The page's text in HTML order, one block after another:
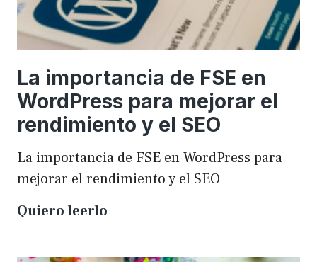
La importancia de FSE en
WordPress para mejorar el
rendimiento y el SEO
La importancia de FSE en WordPress para
mejorar el rendimiento y el SEO
Quiero leerlo
de